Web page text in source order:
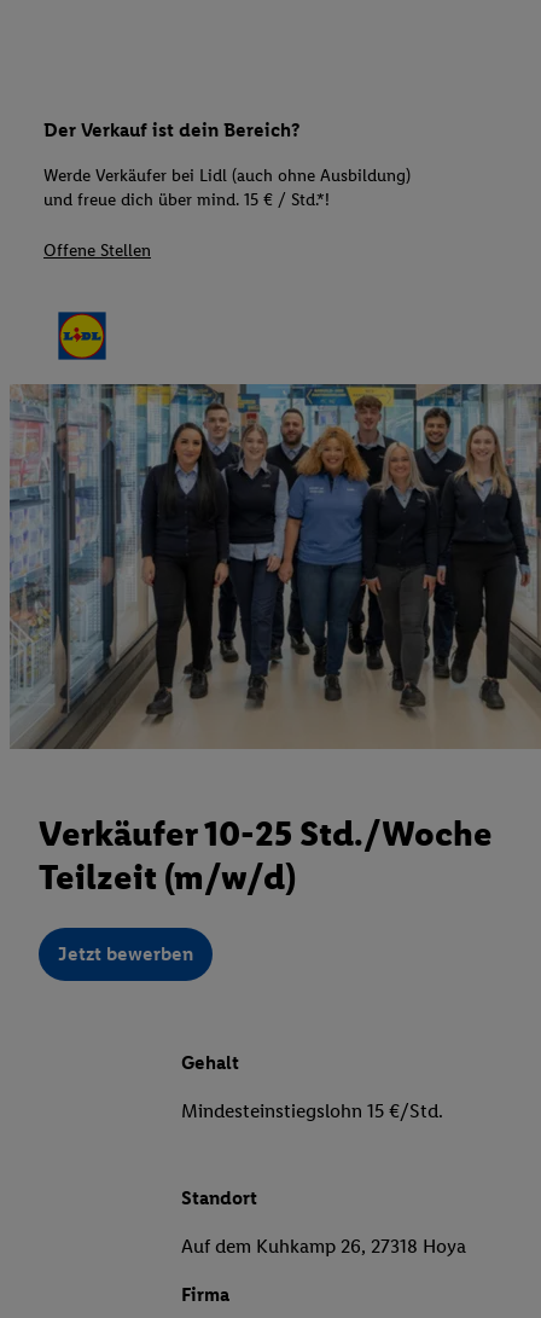
Der Verkauf ist dein Bereich?
Werde Verkäufer bei Lidl (auch ohne Ausbildung)
und freue dich über mind. 15 € / Std.*!
Offene Stellen
Verkäufer 10-25 Std./Woche
Teilzeit (m/w/d)
Jetzt bewerben
Gehalt
Mindesteinstiegslohn 15 €/Std.
Standort
Auf dem Kuhkamp 26, 27318 Hoya
Firma